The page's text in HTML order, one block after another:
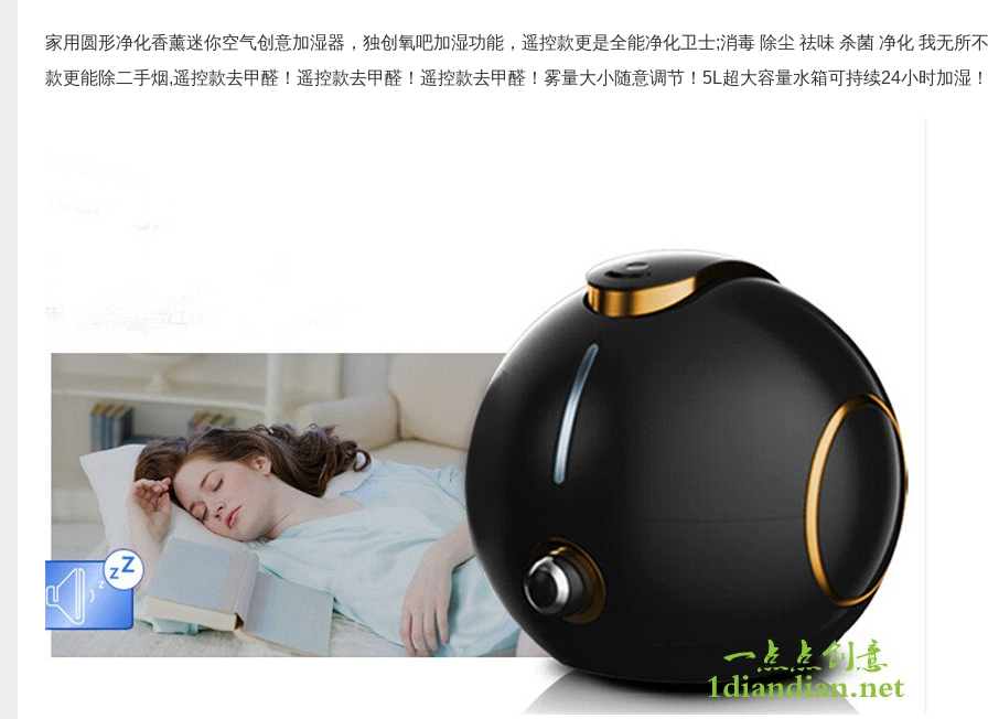
家用圆形净化香薰迷你空气创意加湿器，独创氧吧加湿功能，遥控款更是全能净化卫士;消毒 除尘 祛味 杀菌 净化 我无所
款更能除二手烟,遥控款去甲醛！遥控款去甲醛！遥控款去甲醛！雾量大小随意调节！5L超大容量水箱可持续24小时加湿！